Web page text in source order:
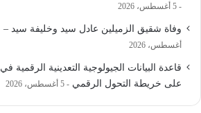
5 أغسطس، 2026
وفاة شقيق الزميلين عادل سيد وخليفة سيد
أغسطس، 2026
على خريطة التحول الرقمي
5 أغسطس، 2026